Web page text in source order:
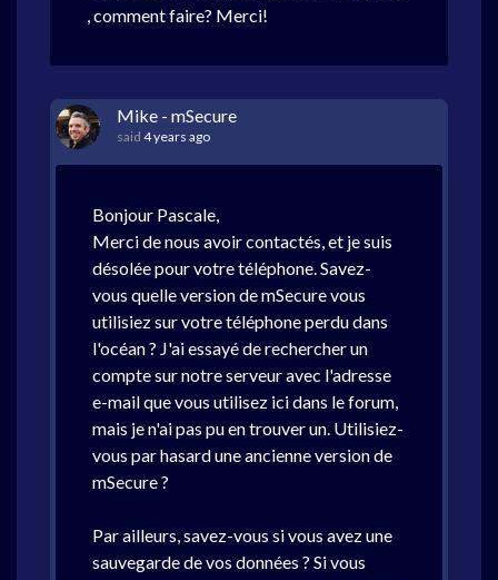
, comment faire? Merci!
Mike - mSecure
said 4 years ago
Bonjour Pascale,
Merci de nous avoir contactés, et je suis
désolée pour votre téléphone. Savez-
vous quelle version de mSecure vous
utilisiez sur votre téléphone perdu dans
l'océan ? J'ai essayé de rechercher un
compte sur notre serveur avec l'adresse
e-mail que vous utilisez ici dans le forum,
mais je n'ai pas pu en trouver un. Utilisiez-
vous par hasard une ancienne version de
mSecure ?
Par ailleurs, savez-vous si vous avez une
sauvegarde de vos données ? Si vous